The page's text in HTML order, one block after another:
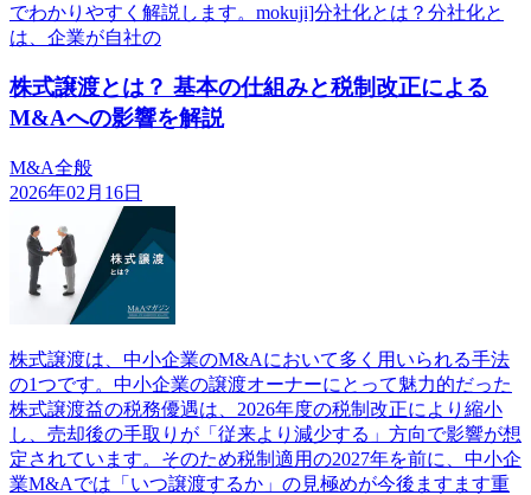
でわかりやすく解説します。mokuji]分社化とは？分社化と
は、企業が自社の
株式譲渡とは？ 基本の仕組みと税制改正による
M&Aへの影響を解説
M&A全般
2026年02月16日
株式譲渡は、中小企業のM&Aにおいて多く用いられる手法
の1つです。中小企業の譲渡オーナーにとって魅力的だった
株式譲渡益の税務優遇は、2026年度の税制改正により縮小
し、売却後の手取りが「従来より減少する」方向で影響が想
定されています。そのため税制適用の2027年を前に、中小企
業M&Aでは「いつ譲渡するか」の見極めが今後ますます重